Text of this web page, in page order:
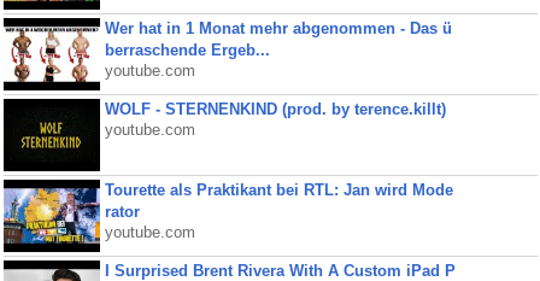
Wer hat in 1 Monat mehr abgenommen - Das ü
berraschende Ergeb...
youtube.com
WOLF - STERNENKIND (prod. by terence.killt)
youtube.com
Tourette als Praktikant bei RTL: Jan wird Mode
rator
youtube.com
I Surprised Brent Rivera With A Custom iPad P